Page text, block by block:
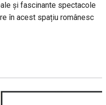
și fascinante spectacole
în acest spațiu românesc